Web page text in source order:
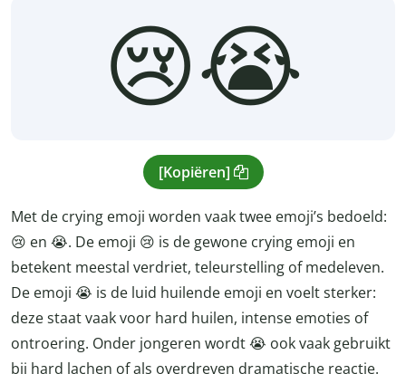
😢😭
[Kopiëren]
Met de crying emoji worden vaak twee emoji’s bedoeld:
😢 en 😭. De emoji 😢 is de gewone crying emoji en
betekent meestal verdriet, teleurstelling of medeleven.
De emoji 😭 is de luid huilende emoji en voelt sterker:
deze staat vaak voor hard huilen, intense emoties of
ontroering. Onder jongeren wordt 😭 ook vaak gebruikt
bij hard lachen of als overdreven dramatische reactie.